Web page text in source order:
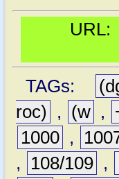
URL:
TAGs:
roc)
, (w ,
1000 ,
,
108/109 ,